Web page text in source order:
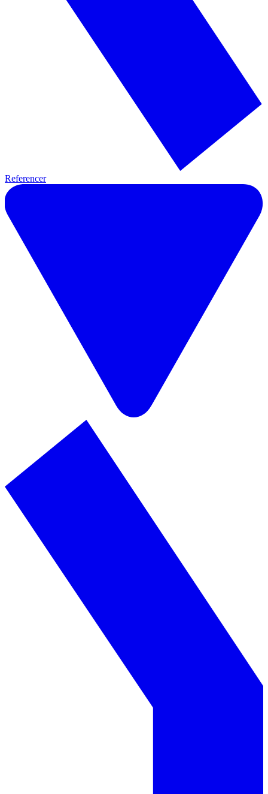
Referencer